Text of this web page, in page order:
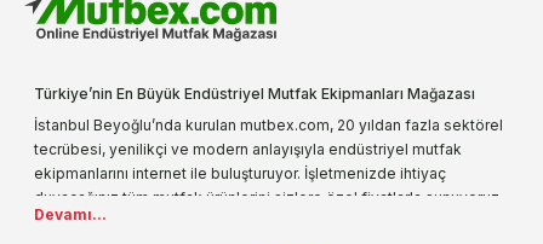
Türkiye’nin En Büyük Endüstriyel Mutfak Ekipmanları Mağazası
İstanbul Beyoğlu’nda kurulan mutbex.com, 20 yıldan fazla sektörel
tecrübesi, yenilikçi ve modern anlayışıyla endüstriyel mutfak
ekipmanlarını internet ile buluşturuyor. İşletmenizde ihtiyaç
duyacağınız tüm mutfak ürünlerini sizlere özel fiyatlarla sunuyoruz.
Endüstriyel mutfak malzemesi deyince akla gelen ilk adreslerden
Devamı...